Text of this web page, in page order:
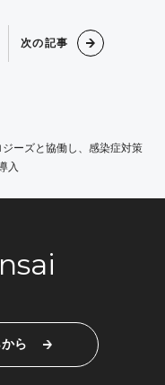
ーズと協働し、感染症対策
入
次の記事
ら